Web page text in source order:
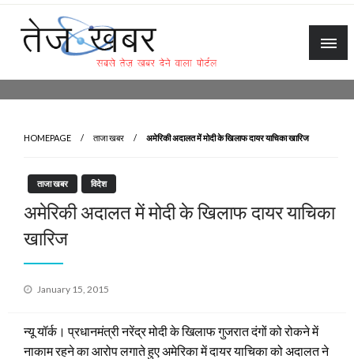
Skip
content
HOMEPAGE ताजा खबर अमेरिकी अदालत में मोदी के खिलाफ दायर याचिका खारिज
ताजा खबर विदेश
अमेरिकी अदालत में मोदी के खिलाफ दायर याचिका
खारिज
Posted
January 15, 2015
न्यू यॉर्क। प्रधानमंत्री नरेंद्र मोदी के खिलाफ गुजरात दंगों को रोकने में
नाकाम रहने का आरोप लगाते हुए अमेरिका में दायर याचिका को अदालत ने